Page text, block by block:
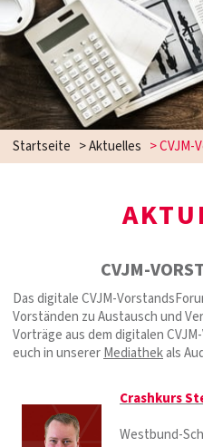
Startseite >Aktuelles >CVJM-
CVJM-
Das digitale CVJM-
Vorständen zu Austausch und
Vorträge aus dem digitalen
euch in unsererMediathekals
Crashkurs
Westbund-